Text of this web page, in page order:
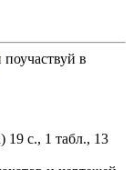
поучаствуй в
19 с., 1 табл., 13